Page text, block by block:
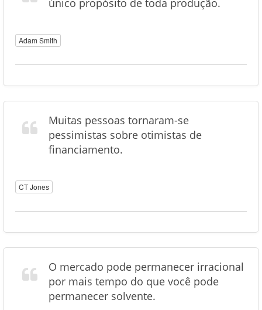
único propósito de toda produção.
Adam Smith
Muitas pessoas tornaram-se
pessimistas sobre otimistas de
financiamento.
CT Jones
O mercado pode permanecer irracional
por mais tempo do que você pode
permanecer solvente.